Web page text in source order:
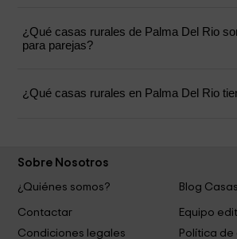
¿Qué casas rurales de Palma Del Rio
para parejas?
¿Qué casas rurales en Palma Del Rio
Sobre Nosotros
¿Quiénes somos?
Blog
Contactar
Equipo
Condiciones legales
Política de